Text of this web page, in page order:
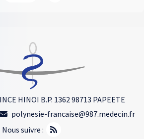
HINOI B.P. 1362 98713 PAPEETE
polynesie-francaise@987.medecin.fr
Nous suivre :